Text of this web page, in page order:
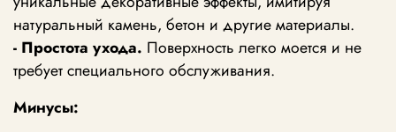
натуральный камень, бетон и другие материалы.
- Простота ухода. Поверхность легко моется и не
требует специального обслуживания.
Минусы: